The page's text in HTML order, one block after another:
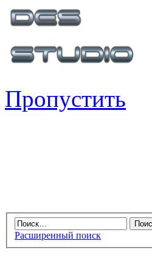
Пропустить
Расширенный поиск